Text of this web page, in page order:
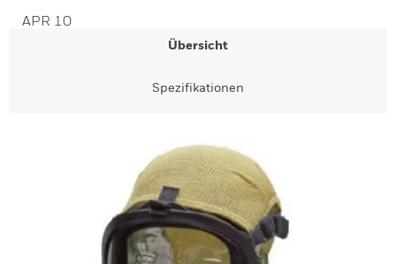
APR 10
Übersicht
Spezifikationen